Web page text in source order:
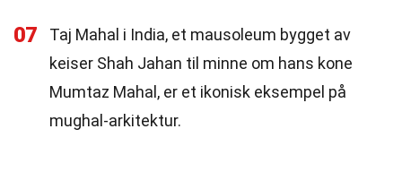
07
Taj Mahal i India, et mausoleum bygget av
keiser Shah Jahan til minne om hans kone
Mumtaz Mahal, er et ikonisk eksempel på
mughal-arkitektur.